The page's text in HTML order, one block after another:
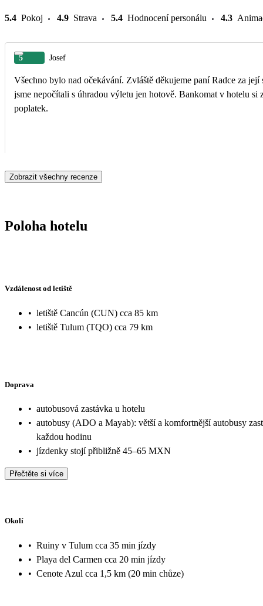
5.4 Pokoj 4.9 Strava 5.4 Hodnocení personálu 4.3
5 Josef
Všechno bylo nad očekávání. Zvláště děkujeme paní Radce za její
jsme nepočítali s úhradou výletu jen hotově. Bankomat v hotelu si
poplatek.
Zobrazit všechny recenze
Poloha hotelu
Vzdálenost od letiště
• letiště Cancún (CUN) cca 85 km
• letiště Tulum (TQO) cca 79 km
Doprava
• autobusová zastávka u hotelu
• autobusy (ADO a Mayab): větší a komfortnější autobusy
každou hodinu
• jízdenky stojí přibližně 45–65 MXN
Přečtěte si více
Okolí
• Ruiny v Tulum cca 35 min jízdy
• Playa del Carmen cca 20 min jízdy
• Cenote Azul cca 1,5 km (20 min chůze)